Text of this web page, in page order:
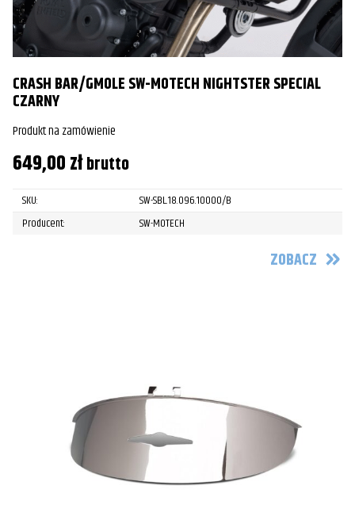
CRASH BAR/GMOLE SW-MOTECH NIGHTSTER SPECIAL
CZARNY
Produkt na zamówienie
649,00złbrutto
SKU:
SW-SBL.18.096.10000/B
Producent:
SW-MOTECH
ZOBACZ